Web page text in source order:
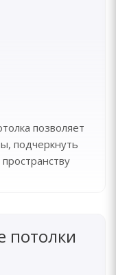
позволяет
подчеркнуть
потолки